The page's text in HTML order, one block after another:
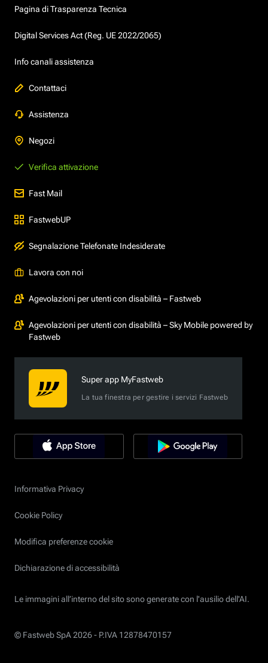
Pagina di Trasparenza Tecnica
Digital Services Act (Reg. UE 2022/2065)
Info canali assistenza
Contattaci
Assistenza
Negozi
Verifica attivazione
Fast Mail
FastwebUP
Segnalazione Telefonate Indesiderate
Lavora con noi
Agevolazioni per utenti con disabilità – Fastweb
Agevolazioni per utenti con disabilità – Sky Mobile powered by
Fastweb
Super app MyFastweb
La tua finestra per gestire i servizi Fastweb
Informativa Privacy
Cookie Policy
Modifica preferenze cookie
Dichiarazione di accessibilità
Le immagini all’interno del sito sono generate con l'ausilio dell'AI.
© Fastweb SpA 2026 - P.IVA 12878470157